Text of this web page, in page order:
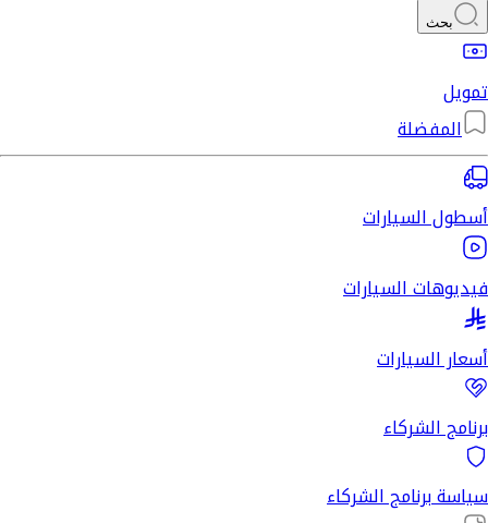
بحث
تمويل
المفضلة
أسطول السيارات
فيديوهات السيارات
أسعار السيارات
برنامج الشركاء
سياسة برنامج الشركاء